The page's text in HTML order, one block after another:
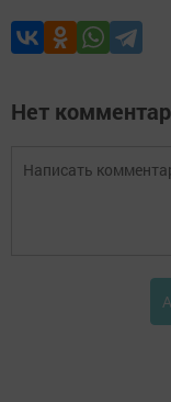
Нет